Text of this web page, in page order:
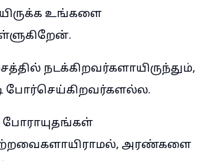
உங்களை
நடக்கிறவர்களாயிருந்தும்,
போர்செய்கிறவர்களல்ல.
அரண்களை